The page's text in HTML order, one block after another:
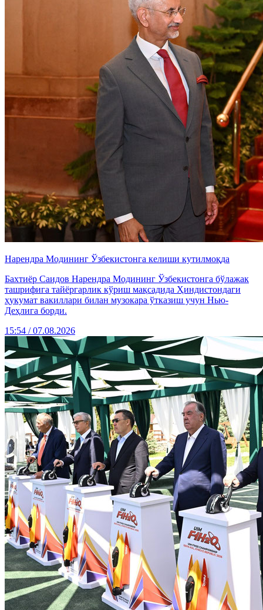
Нарендра Модининг Ўзбекистонга келиши кутилмоқда
Бахтиёр Саидов Нарендра Модининг Ўзбекистонга бўлажак
ташрифига тайёргарлик кўриш мақсадида Ҳиндистондаги
ҳукумат вакиллари билан музокара ўтказиш учун Нью-
Деҳлига борди.
15:54 / 07.08.2026